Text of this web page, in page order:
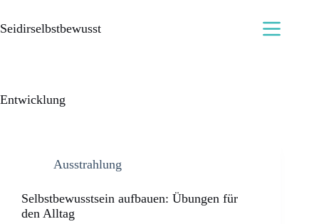
Seidirselbstbewusst
Entwicklung
Ausstrahlung
Selbstbewusstsein aufbauen: Übungen für
den Alltag